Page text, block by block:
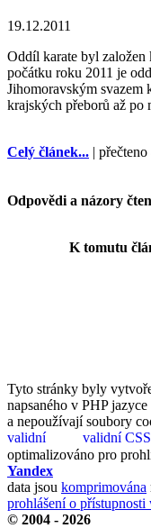
19.12.2011
Oddíl karate byl
počátku roku 2011 je
Jihomoravským svazem
krajských přeborů až po
Celý článek... |
Odpovědi a názory
K tomutu
Tyto stránky byly
napsaného v PHP jazyce
a nepoužívají soubory
optimalizováno pro
Yandex
data jsou komprimována
prohlášení o přístupnosti
© 2004 - 2026